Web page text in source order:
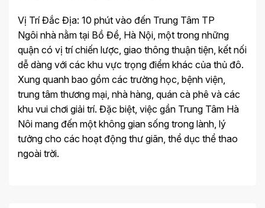
Vị Trí Đắc Địa: 10 phút vào đến Trung Tâm TP
Ngôi nhà nằm tại Bồ Đề, Hà Nội, một trong những
quận có vị trí chiến lược, giao thông thuận tiện, kết nối
dễ dàng với các khu vực trọng điểm khác của thủ đô.
Xung quanh bao gồm các trường học, bệnh viện,
trung tâm thương mại, nhà hàng, quán cà phê và các
khu vui chơi giải trí. Đặc biệt, việc gần Trung Tâm Hà
Nôi mang đến một không gian sống trong lành, lý
tưởng cho các hoạt động thư giãn, thể dục thể thao
ngoài trời.